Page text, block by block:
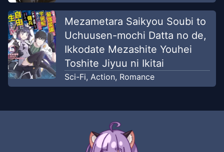
Mezametara Saikyou Soubi to
Uchuusen-mochi Datta no de,
Ikkodate Mezashite Youhei
Toshite Jiyuu ni Ikitai
Sci-Fi, Action, Romance